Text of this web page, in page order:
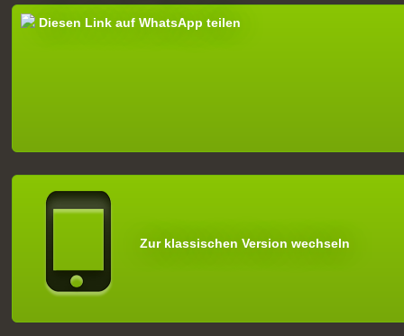
Diesen Link auf WhatsApp teilen
Zur klassischen Version wechseln